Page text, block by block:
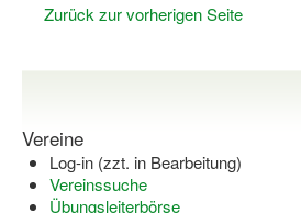
Vorstand Sportjugend
Sporthelferforum
Kinder- und Jugendqualifizierung
Zurück zur vorherigen Seite
Vereine
Log-in (zzt. in Bearbeitung)
Vereinssuche
Übungsleiterbörse